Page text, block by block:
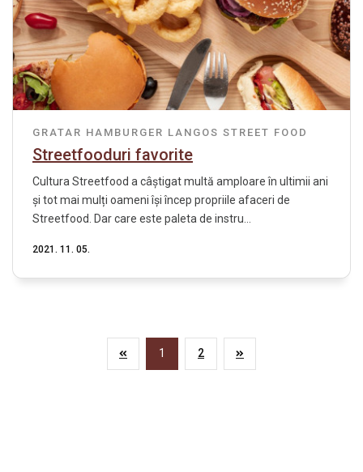
GRATAR HAMBURGER LANGOS STREET FOOD
Streetfooduri favorite
Cultura Streetfood a câștigat multă amploare în ultimii ani
și tot mai mulți oameni își încep propriile afaceri de
Streetfood. Dar care este paleta de instru...
2021. 11. 05.
1 2